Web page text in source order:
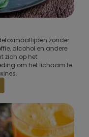
zonder
alcohol en andere
zich op het
om het lichaam te